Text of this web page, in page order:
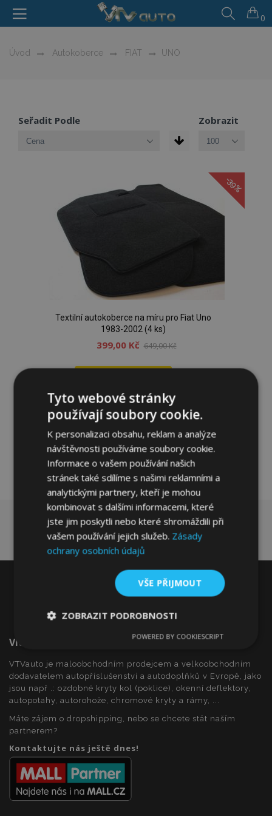
0
Úvod Autokoberce FIAT UNO
Seřadit Podle Zobrazit
-39%
Textilní autokoberce na míru pro Fiat Uno
1983-2002 (4 ks)
399,00 Kč 649,00 Kč
Přidat
k
oblíbeným
Vítejte Na VTVauto.cz
VTVauto je maloobchodním prodejcem a velkoobchodním
dodavatelem autopříslušenství a autodoplňků v Evropě, jako
jsou např .: ozdobné kryty kol (poklice), okenní deflektory,
autopotahy, autorohože, chromové kryty a rámy, ...
Máte zájem o dropshipping, nebo se chcete stát naším
partnerem?
Kontaktujte nás ještě dnes!
Tyto webové stránky
používají soubory cookie.
K personalizaci obsahu, reklam a analýze
návštěvnosti používáme soubory cookie.
Informace o vašem používání našich
stránek také sdílíme s našimi reklamními a
analytickými partnery, kteří je mohou
kombinovat s dalšími informacemi, které
jste jim poskytli nebo které shromáždili při
vašem používání jejich služeb. Zásady
ochrany osobních údajů
VŠE PŘIJMOUT
ZOBRAZIT PODROBNOSTI
soubory
Výkonové
Soubory
Funkční soubory
Nezbytně nutné soubory
POWERED BY COOKIESCRIPT